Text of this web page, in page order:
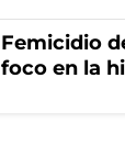
Femicidio
foco en la